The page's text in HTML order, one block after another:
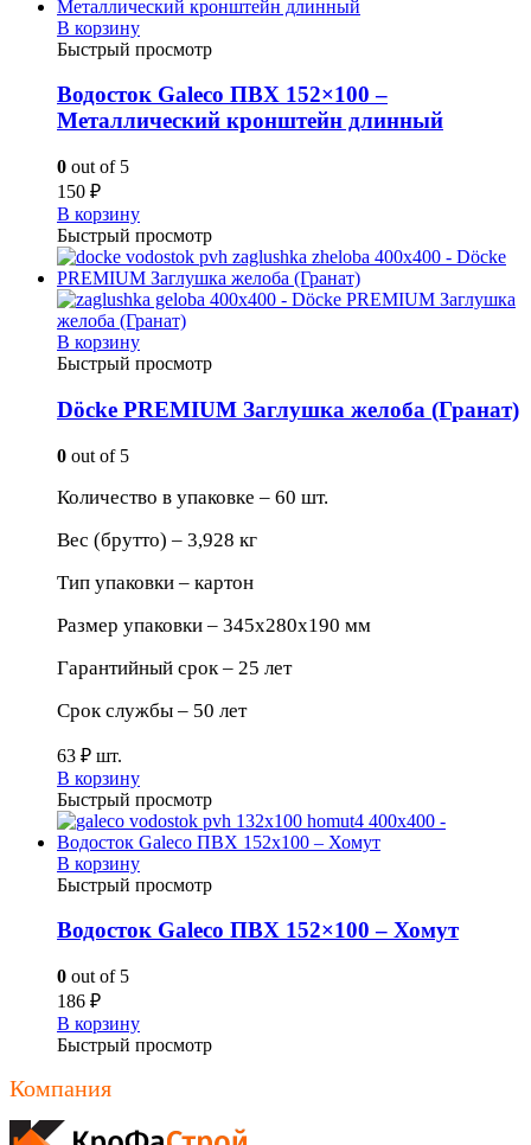
В корзину
Быстрый просмотр
Водосток Galeco ПВХ 152×100 –
Металлический кронштейн длинный
0 out of 5
150 ₽
В корзину
Быстрый просмотр
В корзину
Быстрый просмотр
Döcke PREMIUM Заглушка желоба (Гранат)
0 out of 5
Количество в упаковке – 60 шт.
Вес (брутто) – 3,928 кг
Тип упаковки – картон
Размер упаковки – 345х280х190 мм
Гарантийный срок – 25 лет
Срок службы – 50 лет
63 ₽ шт.
В корзину
Быстрый просмотр
В корзину
Быстрый просмотр
Водосток Galeco ПВХ 152×100 – Хомут
0 out of 5
186 ₽
В корзину
Быстрый просмотр
Компания